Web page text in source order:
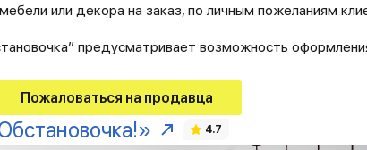
Пожаловаться на продавца
или декора на заказ, по личным пожеланиям
предусматривает возможность
4.7